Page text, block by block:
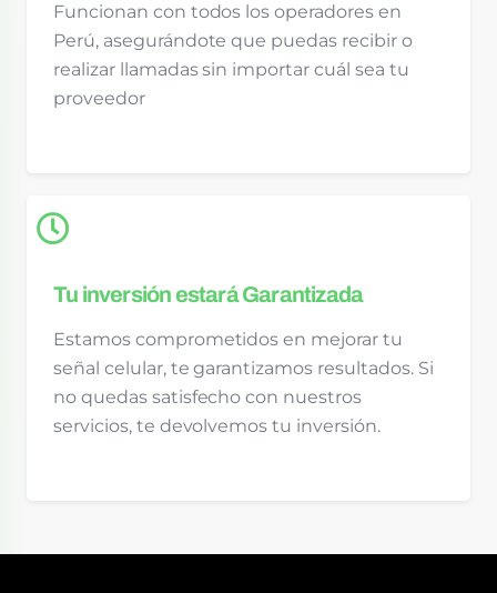
Funcionan con todos los operadores en
Perú, asegurándote que puedas recibir o
realizar llamadas sin importar cuál sea tu
proveedor
Tu inversión estará Garantizada
Estamos comprometidos en mejorar tu
señal celular, te garantizamos resultados. Si
no quedas satisfecho con nuestros
servicios, te devolvemos tu inversión.